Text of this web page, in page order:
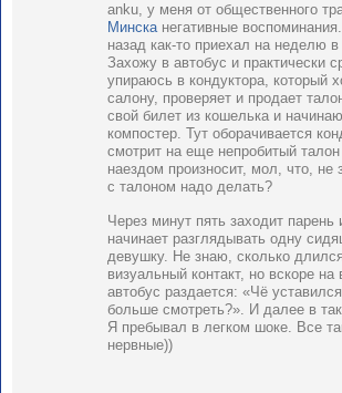
anku, у меня от общественного
Минска негативные
назад как-то приехал на неделю в
Захожу в автобус и практически
упираюсь в кондуктора, который
салону, проверяет и продает
свой билет из кошелька и
компостер. Тут оборачивается
смотрит на еще непробитый талон
наездом произносит, мол, что, не
с талоном надо делать?
Через минут пять заходит парень
начинает разглядывать одну
девушку. Не знаю, сколько
визуальный контакт, но вскоре на
автобус раздается: «Чё
больше смотреть?». И далее в
Я пребывал в легком шоке. Все
нервные))